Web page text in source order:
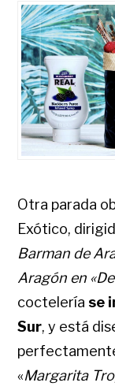
Otra parada
Exótico,
Barman de
Aragón en
coctelería se
Sur, y está
«Margarita